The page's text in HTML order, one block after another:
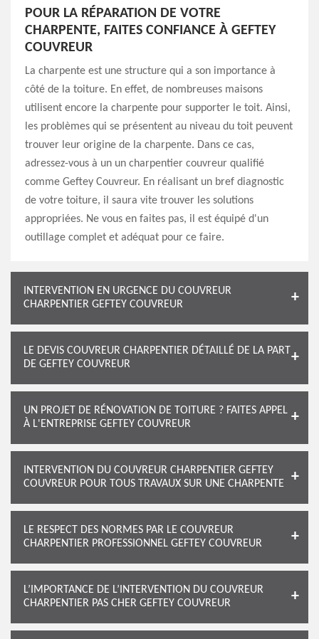
POUR LA RÉPARATION DE VOTRE
CHARPENTE, FAITES CONFIANCE À GEFTEY
COUVREUR
La charpente est une structure qui a son importance à
côté de la toiture. En effet, de nombreuses maisons
utilisent encore la charpente pour supporter le toit. Ainsi,
les problèmes qui se présentent au niveau du toit peuvent
trouver leur origine de la charpente. Dans ce cas,
adressez-vous à un un charpentier couvreur qualifié
comme Geftey Couvreur. En réalisant un bref diagnostic
de votre toiture, il saura vite trouver les solutions
appropriées. Ne vous en faites pas, il est équipé d'un
outillage complet et adéquat pour ce faire.
INTERVENTION EN URGENCE DU COUVREUR
CHARPENTIER GEFTEY COUVREUR
LE DEVIS COUVREUR CHARPENTIER DÉTAILLÉ DE LA PART
DE GEFTEY COUVREUR
UN PROJET DE RÉNOVATION DE TOITURE ? FAITES APPEL
À L'ENTREPRISE GEFTEY COUVREUR
INTERVENTION DU COUVREUR CHARPENTIER GEFTEY
COUVREUR POUR TOUS TRAVAUX SUR UNE CHARPENTE
LE RESPECT DES NORMES PAR LE COUVREUR
CHARPENTIER PROFESSIONNEL GEFTEY COUVREUR
L’IMPORTANCE DE L’INTERVENTION DU COUVREUR
CHARPENTIER PAS CHER GEFTEY COUVREUR